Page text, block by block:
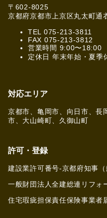
〒602-8025
京都府京都市上京区丸太町通
TEL 075-213-3811
FAX 075-213-3812
営業時間 9:00〜18:00
定休日 年末年始・夏季
対応エリア
京都市、亀岡市、向日市、長
市、大山崎町、久御山町
許可・登録
建設業許可番号-京都府知事
一般財団法人全建総連リフ
住宅瑕疵担保責任保険事業者